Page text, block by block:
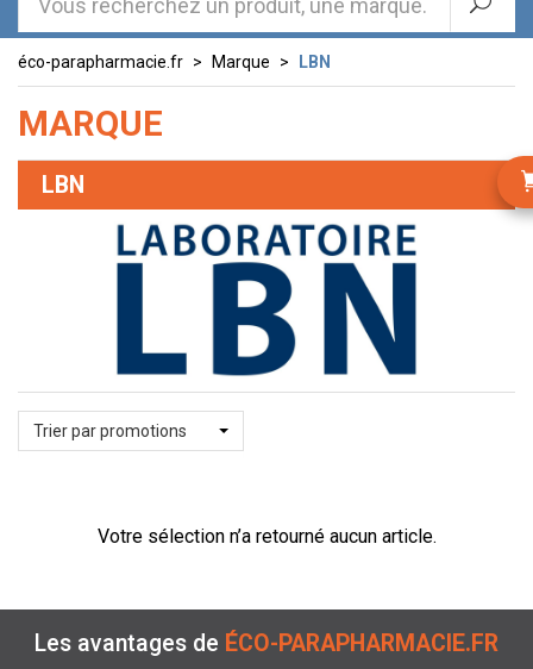
éco-parapharmacie.fr Marque LBN
MARQUE
LBN
Trier par promotions
Votre sélection n’a retourné aucun article.
Les avantages de ÉCO-PARAPHARMACIE.FR